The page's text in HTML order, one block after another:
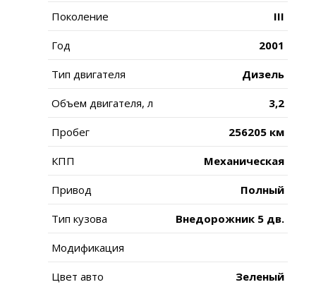
Поколение III
Год 2001
Тип двигателя Дизель
Объем двигателя, л 3,2
Пробег 256205 км
КПП Механическая
Привод Полный
Тип кузова Внедорожник 5 дв.
Модификация
Цвет авто Зеленый